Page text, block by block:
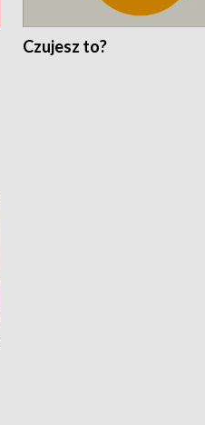
Czujesz to?